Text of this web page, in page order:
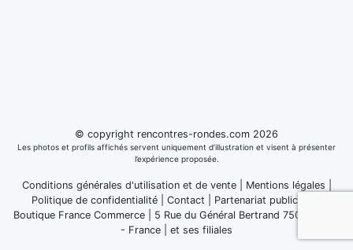
© copyright rencontres-rondes.com 2026
Les photos et profils affichés servent uniquement d’illustration et visent à présenter
l’expérience proposée.
Conditions générales d'utilisation et de vente| Mentions légales
Politique de confidentialité
Contact
Partenariat publicitaire
Boutique France Commerce | 5 Rue du Général Bertrand 75007 Paris
- France
et ses filiales